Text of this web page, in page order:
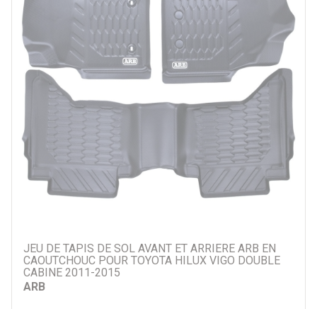
JEU DE TAPIS DE SOL AVANT ET ARRIERE ARB EN
CAOUTCHOUC POUR TOYOTA HILUX VIGO DOUBLE
CABINE 2011-2015
ARB
30 € 398 €
Par marque
ARB
Carbox
Husky Liners
Rugged Ridge
Par véhicule